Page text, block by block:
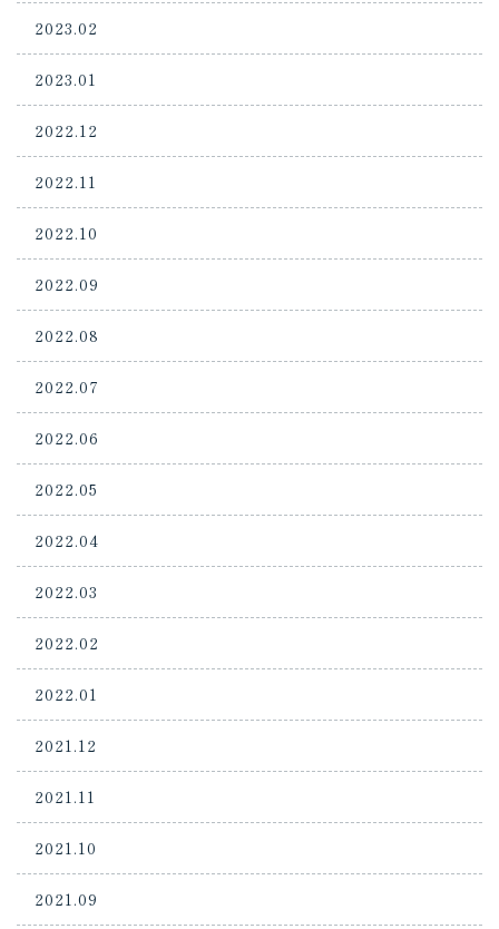
2023.02
2023.01
2022.12
2022.11
2022.10
2022.09
2022.08
2022.07
2022.06
2022.05
2022.04
2022.03
2022.02
2022.01
2021.12
2021.11
2021.10
2021.09